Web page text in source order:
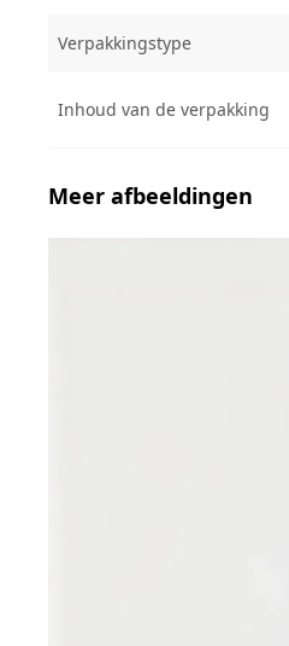
Verpakkingstype
Inhoud van de verpakking
Meer afbeeldingen